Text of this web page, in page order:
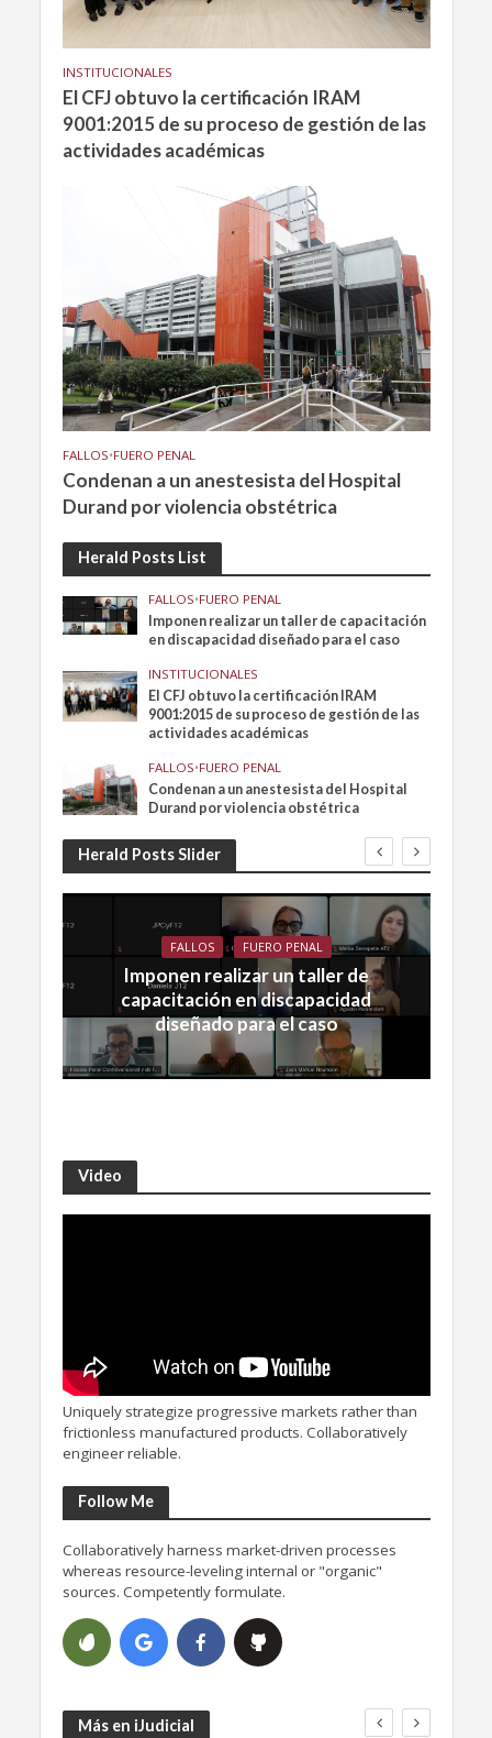
INSTITUCIONALES
El CFJ obtuvo la certificación IRAM
9001:2015 de su proceso de gestión de las
actividades académicas
FALLOS•FUERO PENAL
Condenan a un anestesista del Hospital
Durand por violencia obstétrica
Herald Posts List
FALLOS•FUERO PENAL
Imponen realizar un taller de capacitación
en discapacidad diseñado para el caso
INSTITUCIONALES
El CFJ obtuvo la certificación IRAM
9001:2015 de su proceso de gestión de las
actividades académicas
FALLOS•FUERO PENAL
Condenan a un anestesista del Hospital
Durand por violencia obstétrica
Herald Posts Slider
FALLOS FUERO PENAL
Imponen realizar un taller de
capacitación en discapacidad
diseñado para el caso
Video
Uniquely strategize progressive markets rather than
frictionless manufactured products. Collaboratively
engineer reliable.
Follow Me
Collaboratively harness market-driven processes
whereas resource-leveling internal or "organic"
sources. Competently formulate.
Más en iJudicial